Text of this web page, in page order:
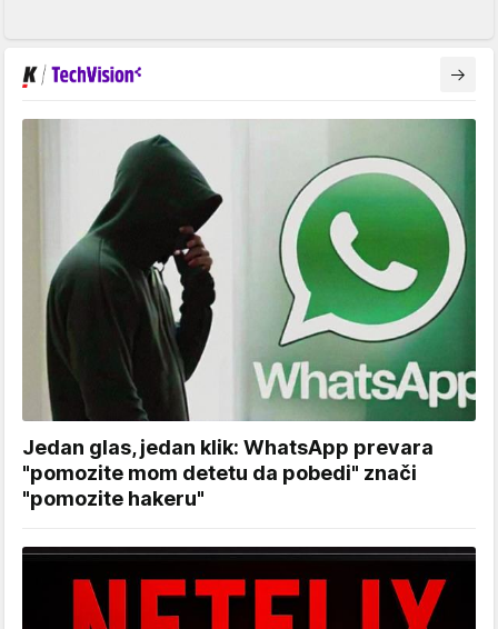
Jedan glas, jedan klik: WhatsApp prevara
"pomozite mom detetu da pobedi" znači
"pomozite hakeru"